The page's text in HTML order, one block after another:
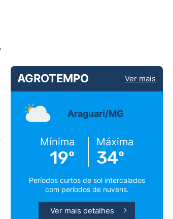
AGROTEMPO Ver mais
Araguari/MG
Mínima
19º
Máxima
34º
Períodos curtos de sol intercalados
com períodos de nuvens.
Ver mais detalhes